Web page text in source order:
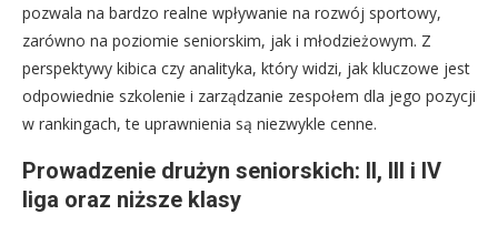
pozwala na bardzo realne wpływanie na rozwój sportowy,
zarówno na poziomie seniorskim, jak i młodzieżowym. Z
perspektywy kibica czy analityka, który widzi, jak kluczowe jest
odpowiednie szkolenie i zarządzanie zespołem dla jego pozycji
w rankingach, te uprawnienia są niezwykle cenne.
Prowadzenie drużyn seniorskich: II, III i IV
liga oraz niższe klasy